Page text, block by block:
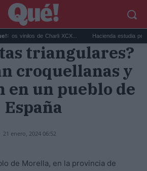
de Charli XCX... Hacienda estudia
triangulares?
croquellanas y
en un pueblo de
España
21 enero, 2024 06:52
de Morella, en la provincia de